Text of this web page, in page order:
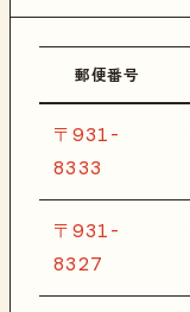
郵便番号
〒931-
8333
〒931-
8327